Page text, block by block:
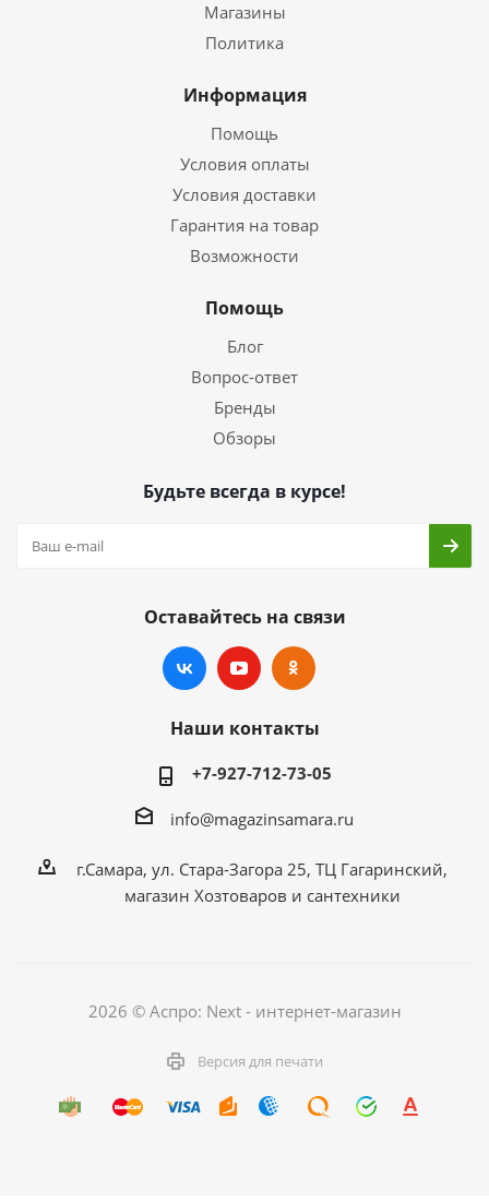
Магазины
Политика
Информация
Помощь
Условия оплаты
Условия доставки
Гарантия на товар
Возможности
Помощь
Блог
Вопрос-ответ
Бренды
Обзоры
Будьте всегда в курсе!
Оставайтесь на связи
Наши контакты
+7-927-712-73-05
info@magazinsamara.ru
г.Самара, ул. Стара-Загора 25, ТЦ Гагаринский,
магазин Хозтоваров и сантехники
2026 © Аспро: Next - интернет-магазин
Версия для печати